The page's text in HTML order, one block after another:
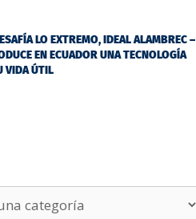
LO EXTREMO, IDEAL ALAMBREC –
EN ECUADOR UNA TECNOLOGÍA
VIDA ÚTIL